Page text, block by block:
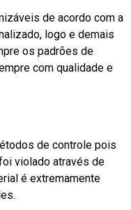
de acordo com a
logo e demais
os padrões de
com qualidade e
de controle pois
violado através de
é extremamente